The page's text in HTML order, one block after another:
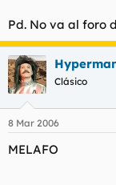
Pd. No va al foro
Clásico
8 Mar 2006
MELAFO